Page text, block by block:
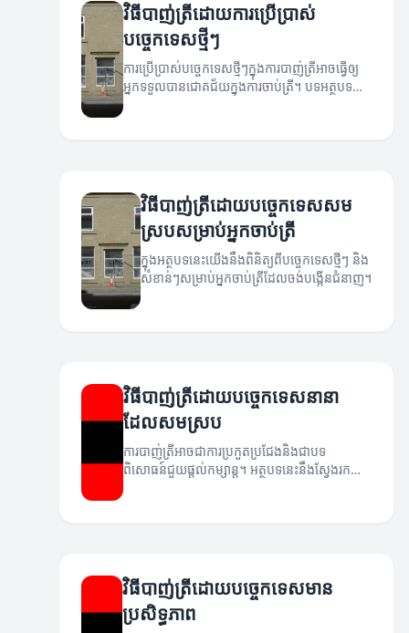
វិធីបាញ់ត្រីដោយការប្រើប្រាស់
បច្ចេកទេសថ្មីៗ
ការប្រើប្រាស់បច្ចេកទេសថ្មីៗក្នុងការបាញ់ត្រីអាចធ្វើឲ្យ
អ្នកទទួលបានជោគជ័យក្នុងការចាប់ត្រី។ បទអត្ថបទនេះ
នឹងបង្ហាញអំពីវិធីសាស្ត្រដែលមានប្រសិទ្ធភាព។
វិធីបាញ់ត្រីដោយបច្ចេកទេសសម
ស្របសម្រាប់អ្នកចាប់ត្រី
ក្នុងអត្ថបទនេះយើងនឹងពិនិត្យពីបច្ចេកទេសថ្មីៗ និង
សំខាន់ៗសម្រាប់អ្នកចាប់ត្រីដែលចង់បង្កើនជំនាញ។
វិធីបាញ់ត្រីដោយបច្ចេកទេសនានា
ដែលសមស្រប
ការបាញ់ត្រីអាចជាការប្រកួតប្រជែងនិងជាបទ
ពិសោធន៍ជួយផ្តល់កម្សាន្ត។ អត្ថបទនេះនឹងស្វែងរក
វិធីបាញ់ត្រីដោយបច្ចេកទេសមាន
ប្រសិទ្ធភាព